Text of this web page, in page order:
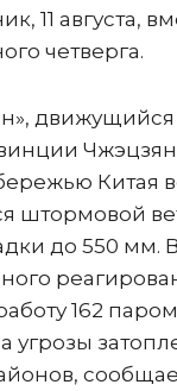
11 августа,
четверга.
движущийся
Китая
штормовой
до 550 мм.
162
угрозы